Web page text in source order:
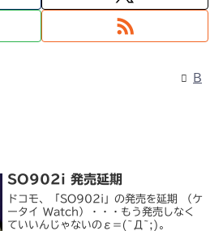
B
SO902i 発売延期
ドコモ、「SO902i」の発売を延期 （ケ
ータイ Watch）・・・もう発売しなく
ていいんじゃないのε=(~Д~;)。